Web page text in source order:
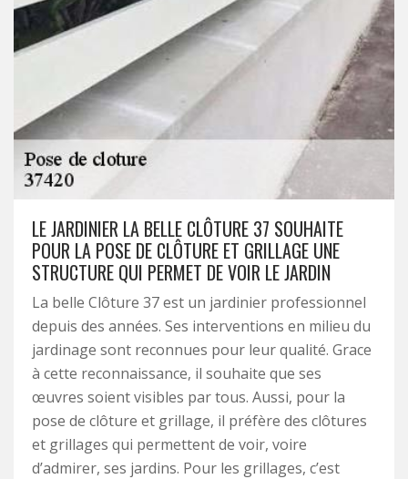
LE JARDINIER LA BELLE CLÔTURE 37 SOUHAITE
POUR LA POSE DE CLÔTURE ET GRILLAGE UNE
STRUCTURE QUI PERMET DE VOIR LE JARDIN
La belle Clôture 37 est un jardinier professionnel
depuis des années. Ses interventions en milieu du
jardinage sont reconnues pour leur qualité. Grace
à cette reconnaissance, il souhaite que ses
œuvres soient visibles par tous. Aussi, pour la
pose de clôture et grillage, il préfère des clôtures
et grillages qui permettent de voir, voire
d’admirer, ses jardins. Pour les grillages, c’est